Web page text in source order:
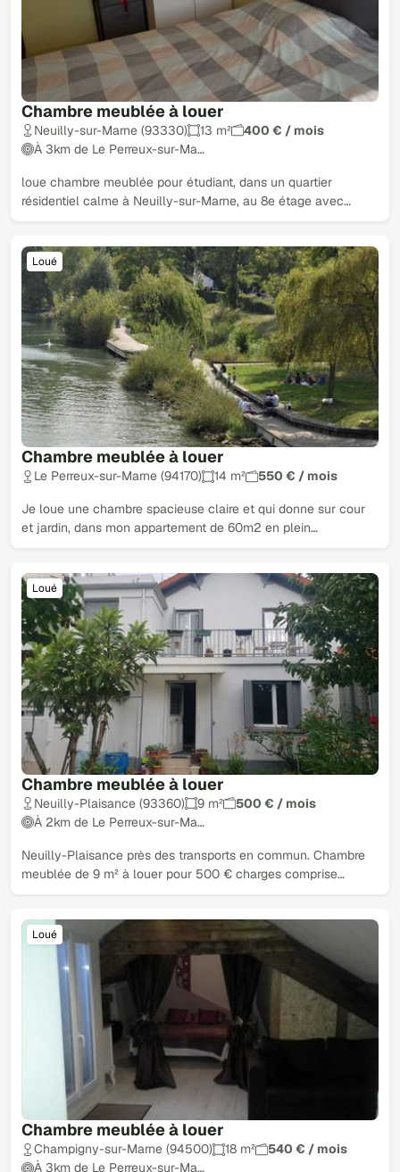
Chambre meublée à louer
Neuilly-sur-Marne (93330) 13 m²
400 € / mois
À 3km de Le Perreux-sur-Ma…
loue chambre meublée pour étudiant, dans un quartier
résidentiel calme à Neuilly-sur-Marne, au 8e étage avec…
Chambre meublée à louer
Loué
Le Perreux-sur-Marne (94170) 14 m² 550 € / mois
Je loue une chambre spacieuse claire et qui donne sur cour
et jardin, dans mon appartement de 60m2 en plein…
Chambre meublée à louer
Loué
Neuilly-Plaisance (93360) 9 m²
500 € / mois
À 2km de Le Perreux-sur-Ma…
Neuilly-Plaisance près des transports en commun. Chambre
meublée de 9 m² à louer pour 500 € charges comprise…
Chambre meublée à louer
Loué
Champigny-sur-Marne (94500) 18 m²
540 € / mois
À 3km de Le Perreux-sur-Ma…